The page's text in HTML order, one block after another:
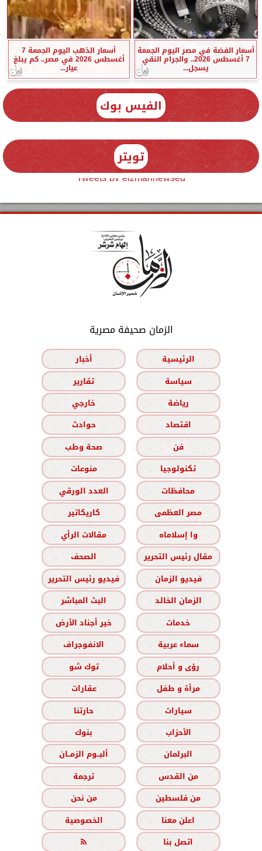
أسعار الفضة في مصر اليوم الجمعة
7 أغسطس 2026.. والجرام النقي
يسجل...
أسعار الذهب اليوم الجمعة 7
أغسطس 2026 في مصر.. كم يبلغ
عيار...
الفيس بوك
تويتر
Tweets by elzmannewseg
الزمان صحيفة مصرية
الرئيسية
أخبار
سياسة
تقارير
رياضة
خارجي
اقتصاد
حوادث
فن
صحة وطب
تكنولوجيا
منوعات
محافظات
العدد الورقي
مصر العظمى
كاريكاتير
وا إسلاماه
مقالات الرأي
مقال رئيس التحرير
الصحف
فيديو الزمان
فيديو رئيس التحرير
الزمان الخالد
البث المباشر
خدمات
خير أجناد الأرض
سماء عربية
الانفوجراف
رؤى و أحلام
توك شو
مرأة و طفل
عقارات
سيارات
حارتنا
الأحزاب
بنوك
البرلمان
ألبــوم الزمــان
من القدس
ترجمة
من فلسطين
من نحن
اعلن معنا
الخصوصية
اتصل بنا
